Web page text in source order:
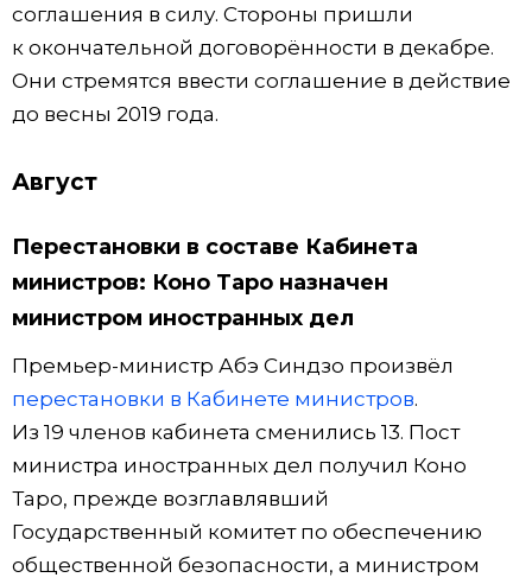
соглашения в силу. Стороны пришли
к окончательной договорённости в декабре.
Они стремятся ввести соглашение в действие
до весны 2019 года.
Август
Перестановки в составе Кабинета
министров: Коно Таро назначен
министром иностранных дел
Премьер-министр Абэ Синдзо произвёл
перестановки в Кабинете министров.
Из 19 членов кабинета сменились 13. Пост
министра иностранных дел получил Коно
Таро, прежде возглавлявший
Государственный комитет по обеспечению
общественной безопасности, а министром